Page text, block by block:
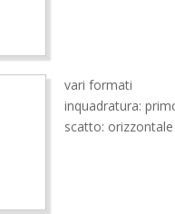
vari formati
inquadratura:
scatto: orizzontale